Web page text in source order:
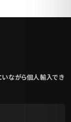
いながら個人輸入でき